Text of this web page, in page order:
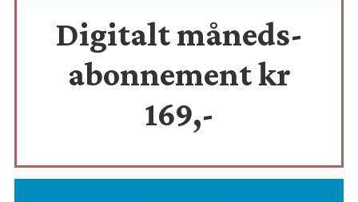
Digitalt måneds-
abonnement kr
169,-